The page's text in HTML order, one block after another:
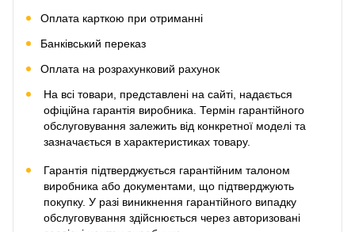
Оплата карткою при отриманні
Банківський переказ
Оплата на розрахунковий рахунок
На всі товари, представлені на сайті, надається
офіційна гарантія виробника. Термін гарантійного
обслуговування залежить від конкретної моделі та
зазначається в характеристиках товару.
Гарантія підтверджується гарантійним талоном
виробника або документами, що підтверджують
покупку. У разі виникнення гарантійного випадку
обслуговування здійснюється через авторизовані